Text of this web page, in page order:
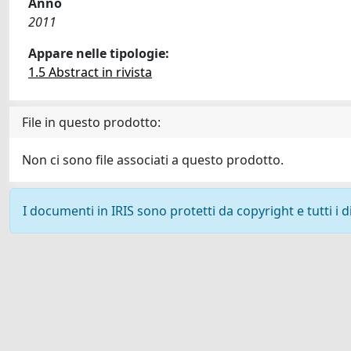
2011
Appare nelle tipologie:
1.5 Abstract in rivista
File in questo prodotto:
Non ci sono file associati a questo prodotto.
I documenti in IRIS sono protetti da copyright e tutti i